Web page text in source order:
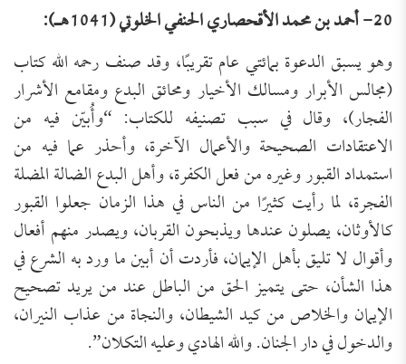
20- أحمد بن محمد الأقحصاري الحنفي الخلوتي (1041هـ):
وهو يسبق الدعوة بمائتي عام تقريبًا، وقد صنف رحمه الله كتاب
(مجالس الأبرار ومسالك الأخيار ومحائق البدع ومقامع الأشرار
الفجار)، وقال في سبب تصنيفه للكتاب: “وأُبيّن فيه من
الاعتقادات الصحيحة والأعمال الآخرة، وأحذر عما فيه من
استمداد القبور وغيره من فعل الكفرة، وأهل البدع الضالة المضلة
الفجرة، لما رأيت كثيرًا من الناس في هذا الزمان جعلوا القبور
كالأوثان، يصلون عندها ويذبحون القربان، ويصدر منهم أفعال
وأقوال لا تليق بأهل الإيمان، فأردت أن أبين ما ورد به الشرع في
هذا الشأن، حتى يتميز الحق من الباطل عند من يريد تصحيح
الإيمان والخلاص من كيد الشيطان، والنجاة من عذاب النيران،
والدخول في دار الجنان. والله الهادي وعليه التكلان”.